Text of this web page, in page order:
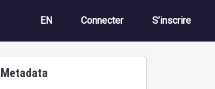
EN Menu du compte
Connecter S’inscrire
Metadata